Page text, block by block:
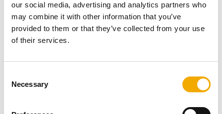
our social media, advertising and analytics partners who
may combine it with other information that you’ve
provided to them or that they’ve collected from your use
of their services.
Necessary